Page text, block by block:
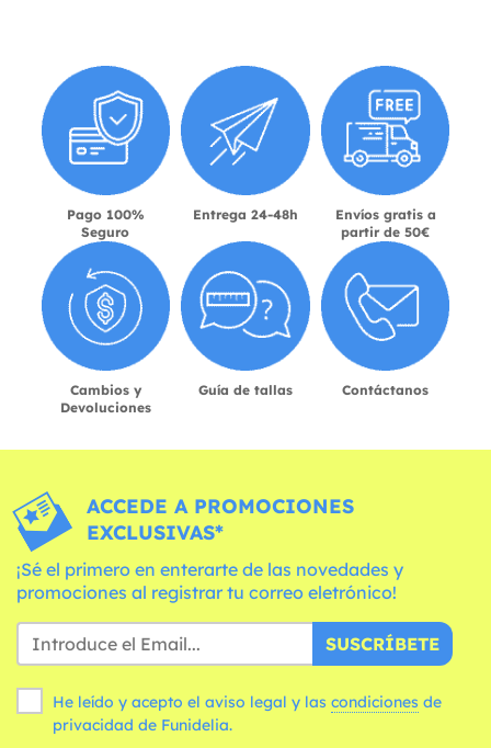
Pago 100%
Seguro
Entrega 24-48h
Envíos gratis a
partir de 50€
Cambios y
Devoluciones
Guía de tallas Contáctanos
ACCEDE A PROMOCIONES
EXCLUSIVAS*
¡Sé el primero en enterarte de las novedades y
promociones al registrar tu correo eletrónico!
SUSCRÍBETE
He leído y acepto el aviso legal y las condiciones
privacidad de Funidelia.